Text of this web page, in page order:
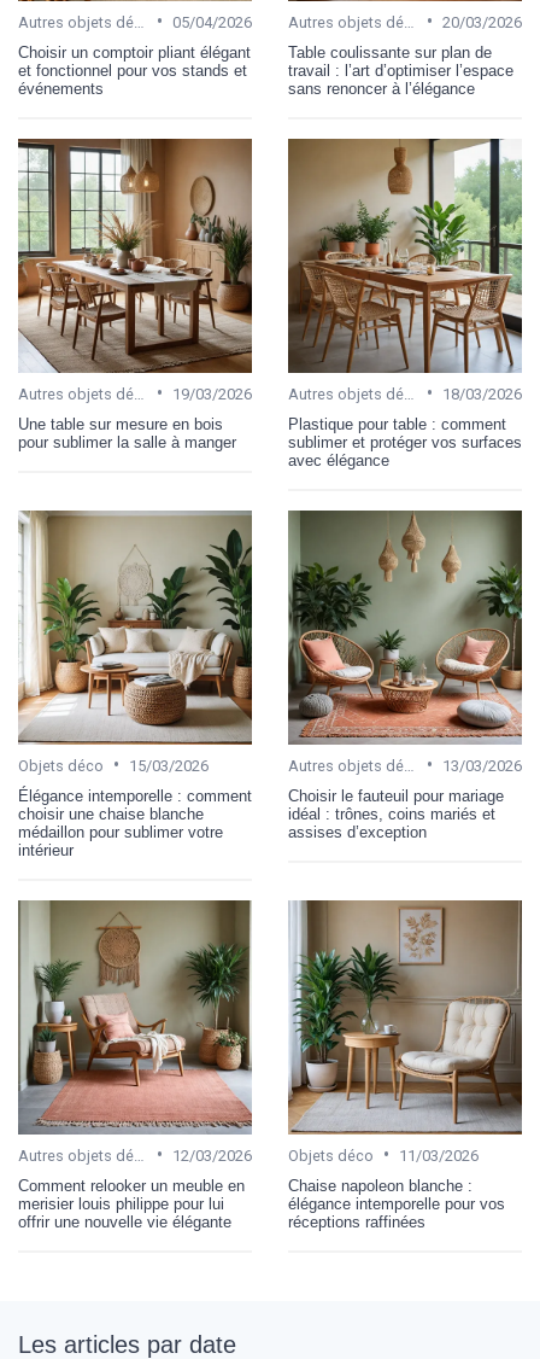
• 05/04/2026
Choisir un comptoir pliant élégant
et fonctionnel pour vos stands et
événements
• 20/03/2026
Table coulissante sur plan de
travail : l’art d’optimiser l’espace
sans renoncer à l’élégance
•
19/03/2026
Une table sur mesure en bois
pour sublimer la salle à manger
•
18/03/2026
Plastique pour table : comment
sublimer et protéger vos surfaces
avec élégance
Objets déco •
15/03/2026
Élégance intemporelle : comment
choisir une chaise blanche
médaillon pour sublimer votre
intérieur
•
13/03/2026
Choisir le fauteuil pour mariage
idéal : trônes, coins mariés et
assises d’exception
•
12/03/2026
Comment relooker un meuble en
merisier louis philippe pour lui
offrir une nouvelle vie élégante
Objets déco •
11/03/2026
Chaise napoleon blanche :
élégance intemporelle pour vos
réceptions raffinées
Les articles par date